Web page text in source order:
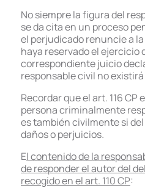
No siempre la figura del
se da cita en un proceso
el perjudicado renuncie a
haya reservado el ejercicio
correspondiente juicio
responsable civil no
Recordar que el art. 116 CP
persona criminalmente
es también civilmente si
daños o perjuicios.
El contenido de la
de responder el autor del
recogido en el art. 110 CP: